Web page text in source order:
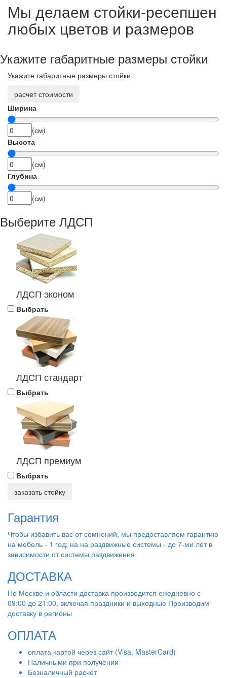
Мы делаем стойки-ресепшен
любых цветов и размеров
Укажите габаритные размеры стойки
Укажите габаритные размеры стойки
расчет стоимости
Ширина
(см)
Высота
(см)
Глубина
(см)
Выберите ЛДСП
ЛДСП эконом
Выбрать
ЛДСП стандарт
Выбрать
ЛДСП премиум
Выбрать
заказать стойку
Гарантия
Чтобы избавить вас от сомнений, мы предоставляем гарантию
на мебель - 1 год; на на раздвижные системы - до 7-ми лет в
зависимости от системы раздвижения
ДОСТАВКА
По Москве и области доставка производится ежедневно с
09:00 до 21:00, включая праздники и выходные Производим
доставку в регионы
ОПЛАТА
оплата картой через сайт (Visa, MasterCard)
Наличными при получении
Безналичный расчет